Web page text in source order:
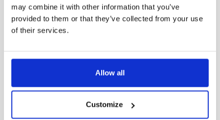
may combine it with other information that you’ve
provided to them or that they’ve collected from your use
of their services.
Allow all
Customize
Linjär IP66
Opal,
4000K,
Hona/Hane